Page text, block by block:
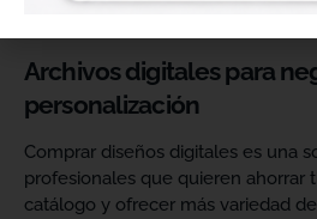
proveedor habitual de impresión.
Archivos digitales para
personalización
Comprar diseños digitales es una
profesionales que quieren ahorrar
catálogo y ofrecer más variedad